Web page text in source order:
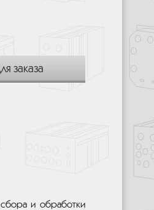
заказа
сбора и обработки